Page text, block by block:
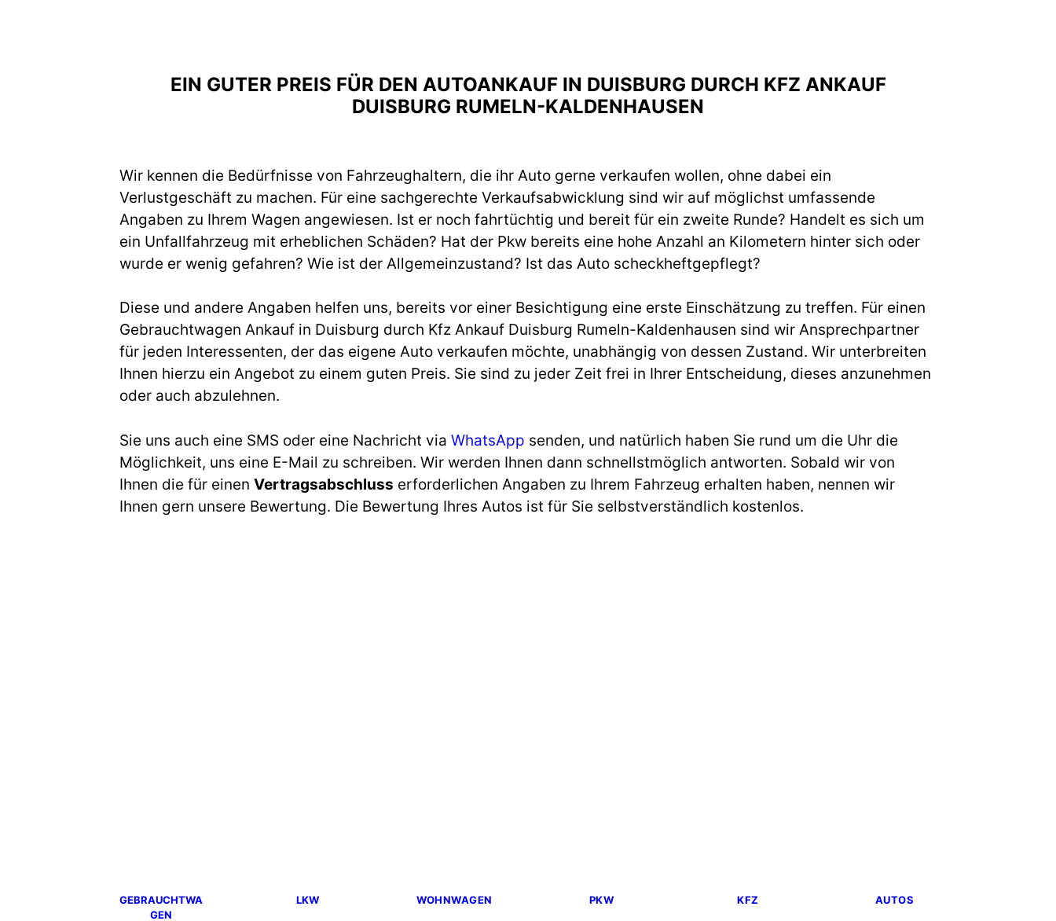
EIN GUTER PREIS FÜR DEN AUTOANKAUF IN DUISBURG DURCH KFZ ANKAUF
DUISBURG RUMELN-KALDENHAUSEN
Wir kennen die Bedürfnisse von Fahrzeughaltern, die ihr Auto gerne verkaufen wollen, ohne dabei ein
Verlustgeschäft zu machen. Für eine sachgerechte Verkaufsabwicklung sind wir auf möglichst umfassende
Angaben zu Ihrem Wagen angewiesen. Ist er noch fahrtüchtig und bereit für ein zweite Runde? Handelt es sich um
ein Unfallfahrzeug mit erheblichen Schäden? Hat der Pkw bereits eine hohe Anzahl an Kilometern hinter sich oder
wurde er wenig gefahren? Wie ist der Allgemeinzustand? Ist das Auto scheckheftgepflegt?
Diese und andere Angaben helfen uns, bereits vor einer Besichtigung eine erste Einschätzung zu treffen. Für einen
Gebrauchtwagen Ankauf in Duisburg durch Kfz Ankauf Duisburg Rumeln-Kaldenhausen sind wir Ansprechpartner
für jeden Interessenten, der das eigene Auto verkaufen möchte, unabhängig von dessen Zustand. Wir unterbreiten
Ihnen hierzu ein Angebot zu einem guten Preis. Sie sind zu jeder Zeit frei in Ihrer Entscheidung, dieses anzunehmen
oder auch abzulehnen.
Sie uns auch eine SMS oder eine Nachricht via WhatsApp senden, und natürlich haben Sie rund um die Uhr die
Möglichkeit, uns eine E-Mail zu schreiben. Wir werden Ihnen dann schnellstmöglich antworten. Sobald wir von
Ihnen die für einen Vertragsabschluss erforderlichen Angaben zu Ihrem Fahrzeug erhalten haben, nennen wir
Ihnen gern unsere Bewertung. Die Bewertung Ihres Autos ist für Sie selbstverständlich kostenlos.
GEBRAUCHTWA
GEN
LKW WOHNWAGEN PKW KFZ AUTOS